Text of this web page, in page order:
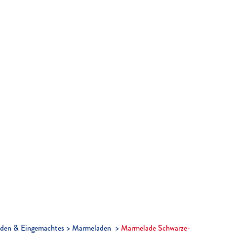
& Eingemachtes Marmeladen
Marmelade Schwarze-